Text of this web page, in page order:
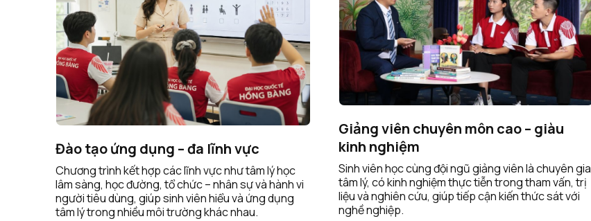
Đào tạo ứng dụng – đa lĩnh vực
Chương trình kết hợp các lĩnh vực như tâm lý học
lâm sàng, học đường, tổ chức – nhân sự và hành vi
người tiêu dùng, giúp sinh viên hiểu và ứng dụng
tâm lý trong nhiều môi trường khác nhau.
Giảng viên chuyên môn cao – giàu
kinh nghiệm
Sinh viên học cùng đội ngũ giảng viên là chuyên gia
tâm lý, có kinh nghiệm thực tiễn trong tham vấn, trị
liệu và nghiên cứu, giúp tiếp cận kiến thức sát với
nghề nghiệp.